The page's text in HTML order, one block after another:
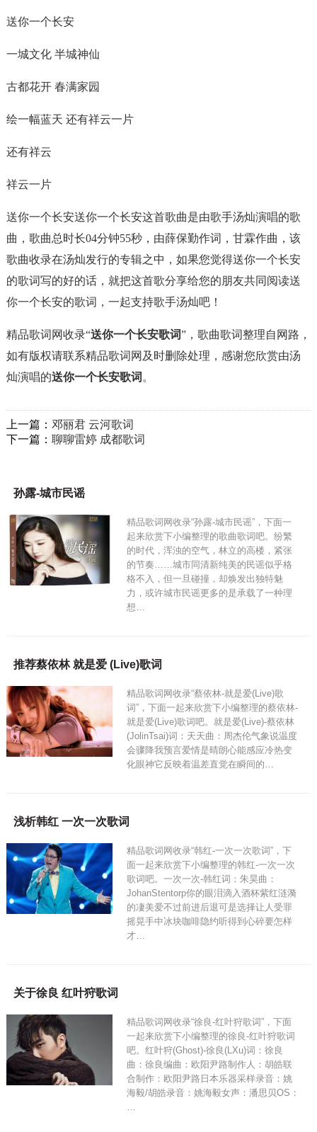
送你一个长安
一城文化 半城神仙
古都花开 春满家园
绘一幅蓝天 还有祥云一片
还有祥云
祥云一片
送你一个长安送你一个长安这首歌曲是由歌手汤灿演唱的歌
曲，歌曲总时长04分钟55秒，由薛保勤作词，甘霖作曲，该
歌曲收录在汤灿发行的专辑之中，如果您觉得送你一个长安
的歌词写的好的话，就把这首歌分享给您的朋友共同阅读送
你一个长安的歌词，一起支持歌手汤灿吧！
精品歌词网收录“送你一个长安歌词”，歌曲歌词整理自网路，
如有版权请联系精品歌词网及时删除处理，感谢您欣赏由汤
灿演唱的送你一个长安歌词 。
上一篇： 邓丽君 云河歌词
下一篇： 聊聊雷婷 成都歌词
孙露-城市民谣
精品歌词网收录“孙露-城市民谣”，下面一
起来欣赏下小编整理的歌曲歌词吧。纷繁
的时代，浑浊的空气，林立的高楼，紧张
的节奏……城市同清新纯美的民谣似乎格
格不入，但一旦碰撞，却焕发出独特魅
力，或许城市民谣更多的是承载了一种理
想…
推荐蔡依林 就是爱 (Live)歌词
精品歌词网收录“蔡依林-就是爱(Live)歌
词”，下面一起来欣赏下小编整理的蔡依林-
就是爱(Live)歌词吧。就是爱(Live)-蔡依林
(JolinTsai)词：天天曲：周杰伦气象说温度
会骤降我预言爱情是晴朗心能感应冷热变
化眼神它反映着温差直觉在瞬间的…
浅析韩红 一次一次歌词
精品歌词网收录“韩红-一次一次歌词”，下
面一起来欣赏下小编整理的韩红-一次一次
歌词吧。一次一次-韩红词：朱昊曲：
JohanStentorp你的眼泪滴入酒杯紫红涟漪
的凄美爱不过前进后退可是选择让人受罪
摇晃手中冰块咖啡隐约听得到心碎要怎样
才…
关于徐良 红叶狩歌词
精品歌词网收录“徐良-红叶狩歌词”，下面
一起来欣赏下小编整理的徐良-红叶狩歌词
吧。红叶狩(Ghost)-徐良(LXu)词：徐良
曲：徐良编曲：欧阳尹路制作人：胡皓联
合制作：欧阳尹路日本乐器采样录音：姚
海毅/胡皓录音：姚海毅女声：潘思贝OS：
…